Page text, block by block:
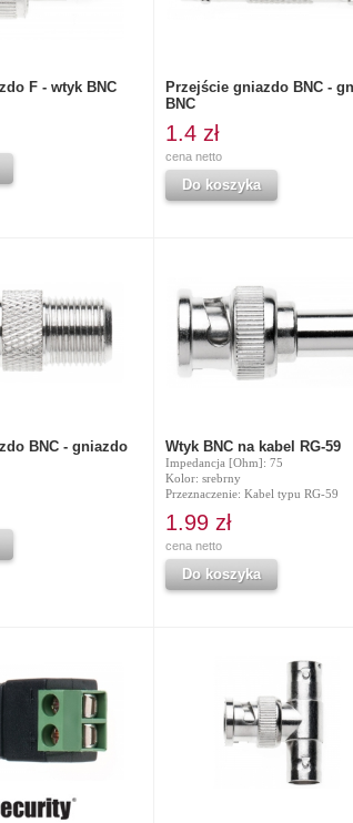
F - wtyk BNC
Przejście gniazdo BNC -
BNC
1.4 zł
cena netto
Do koszyka
BNC - gniazdo
Wtyk BNC na kabel RG-59
Impedancja [Ohm]: 75
Kolor: srebrny
Przeznaczenie: Kabel typu RG-59
1.99 zł
cena netto
Do koszyka